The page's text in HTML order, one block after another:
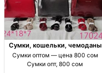
Сумки, кошельки, чемоданы
Сумки оптом — цена 800 сом
Сумки опт, 800 сом